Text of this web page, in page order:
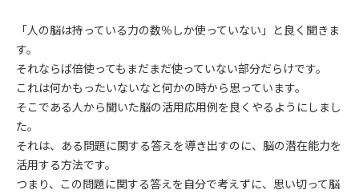
「人の脳は持っている力の数％しか使っていない」と良く聞きま
す。
それならば倍使ってもまだまだ使っていない部分だらけです。
これは何かもったいないなと何かの時から思っています。
そこである人から聞いた脳の活用応用例を良くやるようにしまし
た。
それは、ある問題に関する答えを導き出すのに、脳の潜在能力を
活用する方法です。
つまり、この問題に関する答えを自分で考えずに、思い切って脳